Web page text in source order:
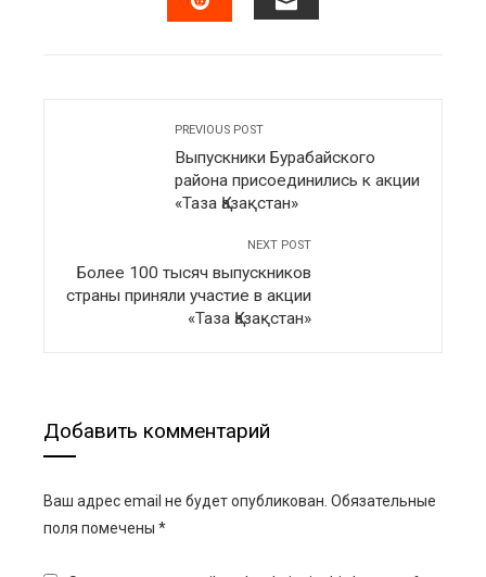
PREVIOUS POST
Выпускники Бурабайского
района присоединились к акции
«Таза Қазақстан»
NEXT POST
Более 100 тысяч выпускников
страны приняли участие в акции
«Таза Қазақстан»
Добавить комментарий
Ваш адрес email не будет опубликован. Обязательные
поля помечены *